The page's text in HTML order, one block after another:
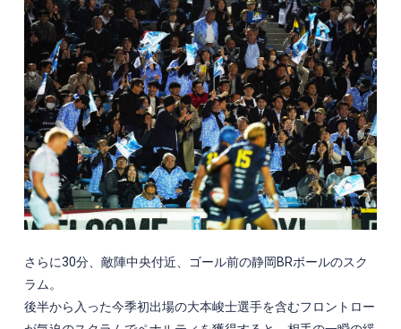
さらに30分、敵陣中央付近、ゴール前の静岡BRボールのスク
ラム。
後半から入った今季初出場の大本峻士選手を含むフロントロー